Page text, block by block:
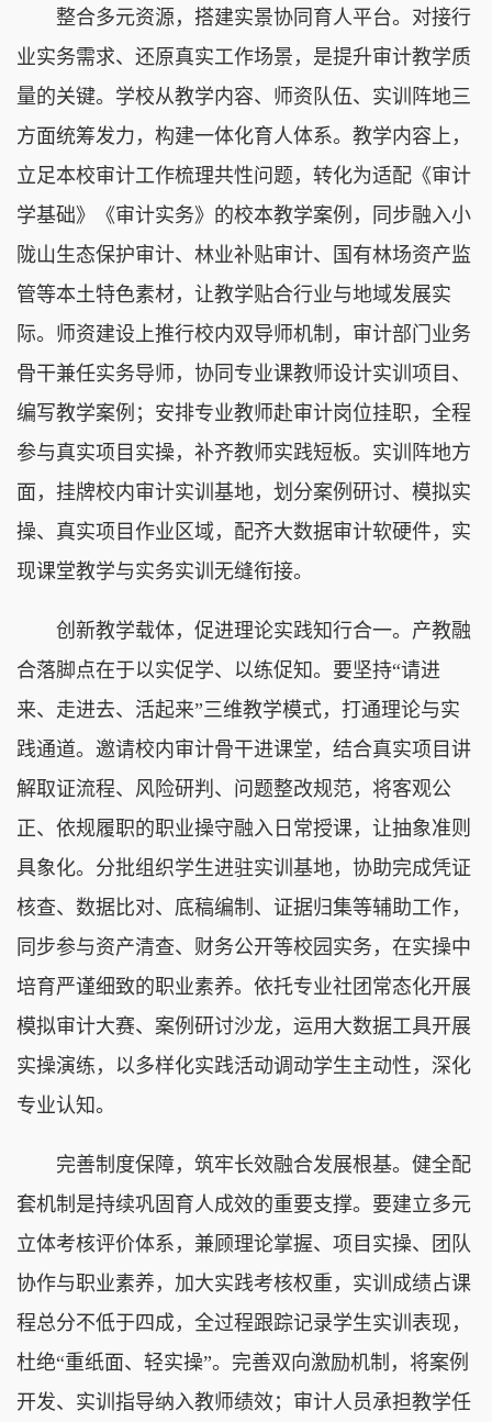
整合多元资源，搭建实景协同育人平台。对接行
业实务需求、还原真实工作场景，是提升审计教学质
量的关键。学校从教学内容、师资队伍、实训阵地三
方面统筹发力，构建一体化育人体系。教学内容上，
立足本校审计工作梳理共性问题，转化为适配《审计
学基础》《审计实务》的校本教学案例，同步融入小
陇山生态保护审计、林业补贴审计、国有林场资产监
管等本土特色素材，让教学贴合行业与地域发展实
际。师资建设上推行校内双导师机制，审计部门业务
骨干兼任实务导师，协同专业课教师设计实训项目、
编写教学案例；安排专业教师赴审计岗位挂职，全程
参与真实项目实操，补齐教师实践短板。实训阵地方
面，挂牌校内审计实训基地，划分案例研讨、模拟实
操、真实项目作业区域，配齐大数据审计软硬件，实
现课堂教学与实务实训无缝衔接。
创新教学载体，促进理论实践知行合一。产教融
合落脚点在于以实促学、以练促知。要坚持“请进
来、走进去、活起来”三维教学模式，打通理论与实
践通道。邀请校内审计骨干进课堂，结合真实项目讲
解取证流程、风险研判、问题整改规范，将客观公
正、依规履职的职业操守融入日常授课，让抽象准则
具象化。分批组织学生进驻实训基地，协助完成凭证
核查、数据比对、底稿编制、证据归集等辅助工作，
同步参与资产清查、财务公开等校园实务，在实操中
培育严谨细致的职业素养。依托专业社团常态化开展
模拟审计大赛、案例研讨沙龙，运用大数据工具开展
实操演练，以多样化实践活动调动学生主动性，深化
专业认知。
完善制度保障，筑牢长效融合发展根基。健全配
套机制是持续巩固育人成效的重要支撑。要建立多元
立体考核评价体系，兼顾理论掌握、项目实操、团队
协作与职业素养，加大实践考核权重，实训成绩占课
程总分不低于四成，全过程跟踪记录学生实训表现，
杜绝“重纸面、轻实操”。完善双向激励机制，将案例
开发、实训指导纳入教师绩效；审计人员承担教学任